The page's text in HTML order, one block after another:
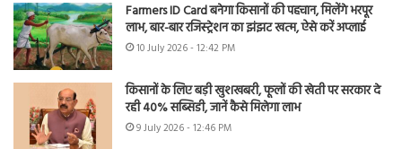
Farmers ID Card बनेगा किसानों की पहचान, मिलेंगे भरपूर
लाभ, बार-बार रजिस्ट्रेशन का झंझट खत्म, ऐसे करें अप्लाई
10 July 2026 - 12:42 PM
किसानों के लिए बड़ी खुशखबरी, फूलों की खेती पर सरकार दे
रही 40% सब्सिडी, जानें कैसे मिलेगा लाभ
9 July 2026 - 12:46 PM